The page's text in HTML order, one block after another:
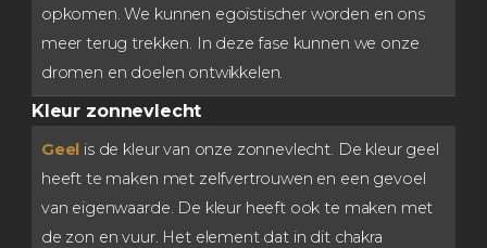
opkomen. We kunnen egoïstischer worden en ons
meer terug trekken. In deze fase kunnen we onze
dromen en doelen ontwikkelen.
Kleur zonnevlecht
Geel is de kleur van onze zonnevlecht. De kleur geel
heeft te maken met zelfvertrouwen en een gevoel
van eigenwaarde. De kleur heeft ook te maken met
de zon en vuur. Het element dat in dit chakra